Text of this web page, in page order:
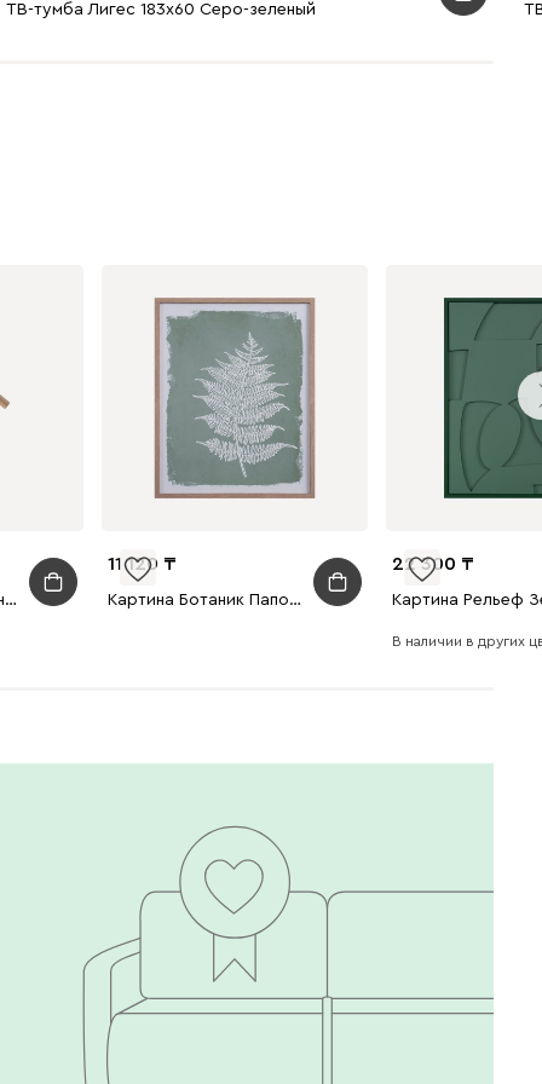
ТВ-тумба Лигес 183x60 Серо-зеленый
Настольная лампа Алней Зеленый
11 120
Картина Ботаник Папоротник Зеленый 40x50
22 300
В наличии в других